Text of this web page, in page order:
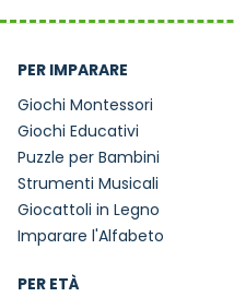
PER IMPARARE
Giochi Montessori
Giochi Educativi
Puzzle per Bambini
Strumenti Musicali
Giocattoli in Legno
Imparare l'Alfabeto
PER ETÀ